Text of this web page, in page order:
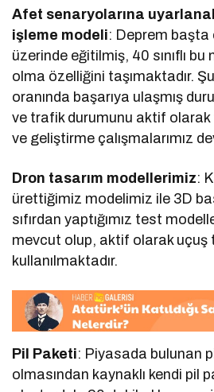
Afet senaryolarına
işleme modeli: Deprem
üzerinde eğitilmiş, 40 sınıflı
olma özelliğini taşımaktadır.
oranında başarıya ulaşmış
ve trafik durumunu aktif
ve geliştirme çalışmalarımız
Dron tasarım modellerimiz:
ürettiğimiz modelimiz ile 3D
sıfırdan yaptığımız test
mevcut olup, aktif olarak uçuş
kullanılmaktadır.
Pil Paketi: Piyasada bulunan
olmasından kaynaklı kendi pil